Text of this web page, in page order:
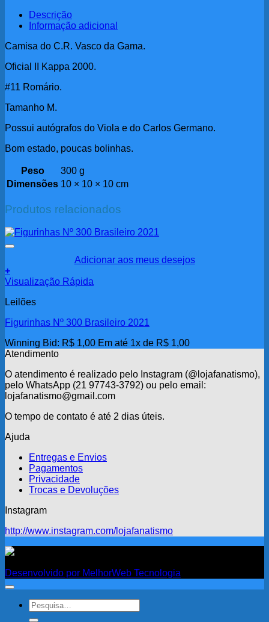
Descrição
Informação adicional
Camisa do C.R. Vasco da Gama.
Oficial II Kappa 2000.
#11 Romário.
Tamanho M.
Possui autógrafos do Viola e do Carlos Germano.
Bom estado, poucas bolinhas.
Peso
300 g
Dimensões 10 × 10 × 10 cm
Produtos relacionados
Adicionar aos meus desejos
+
Visualização Rápida
Leilões
Figurinhas Nº 300 Brasileiro 2021
Winning Bid: R$ 1,00 Em até 1x de R$ 1,00
Atendimento
O atendimento é realizado pelo Instagram (@lojafanatismo),
pelo WhatsApp (21 97743-3792) ou pelo email:
lojafanatismo@gmail.com
O tempo de contato é até 2 dias úteis.
Ajuda
Entregas e Envios
Pagamentos
Privacidade
Trocas e Devoluções
Instagram
http://www.instagram.com/lojafanatismo
Desenvolvido por MelhorWeb Tecnologia
Pesquisar
por: